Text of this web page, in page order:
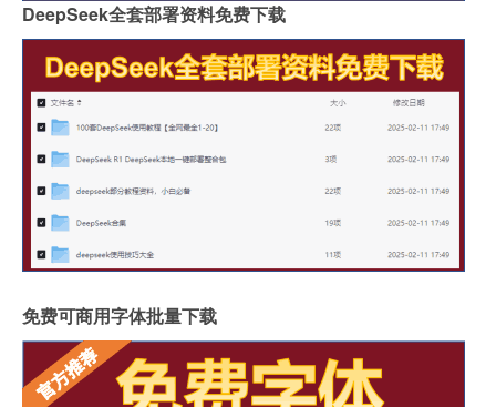
DeepSeek全套部署资料免费下载
免费可商用字体批量下载